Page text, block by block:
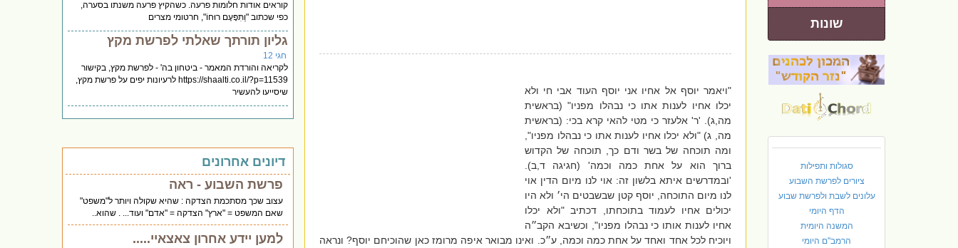
שונות
סגולות ותפילות
ציורים לפרשת השבוע
עלונים לשבת ולפרשת שבוע
הדף היומי
המשנה היומית
הרמב"ם היומי
"ויאמר יוסף אל אחיו אני יוסף העוד אבי חי ולא
יכלו אחיו לענות אתו כי נבהלו מפניו" (בראשית
מה,ג). 'ר' אלעזר כי מטי להאי קרא בכי: (בראשית
מה, ג) "ולא יכלו אחיו לענות אתו כי נבהלו מפניו",
ומה תוכחה של בשר ודם כך, תוכחה של הקדוש
ברוך הוא על אחת כמה וכמה' (חגיגה ד,ב).
'ובמדרשים איתא בלשון זה: אוי לנו מיום הדין אוי
לנו מיום התוכחה, יוסף קטן שבשבטים הי׳ ולא היו
יכולים אחיו לעמוד בתוכחתו, דכתיב "ולא יכלו
אחיו לענות אותו כי נבהלו מפניו", וכשיבא הקב״ה
ויוכיח לכל אחד ואחד על אחת כמה וכמה, ע״כ. ואינו מבואר איפה מרומז כאן שהוכיחם יוסף? ונראה
קוראים אודות חלומות פרעה. כשהקיץ פרעה משנתו בסערה,
כפי שכתוב "וַתִּפָּעֶם רוּחוֹ", חרטומי מצרים
גליון תורתך שאלתי לפרשת מקץ
חגי 12
לקריאה והורדת המאמר - ביטחון בה' - לפרשת מקץ, בקישור
https://shaalti.co.il/?p=11539 לרעיונות יפים על פרשת מקץ,
שיסייעו להעשיר
דיונים אחרונים
פרשת השבוע - ראה
עצוב שכך מסתכמת הצדקה : שהיא שקולה ויותר ל"משפט"
שאם המשפט = "ארץ" הצדקה = "אדם" ועוד... . שהוא..
למען יידע אחרון צאצאיי.....